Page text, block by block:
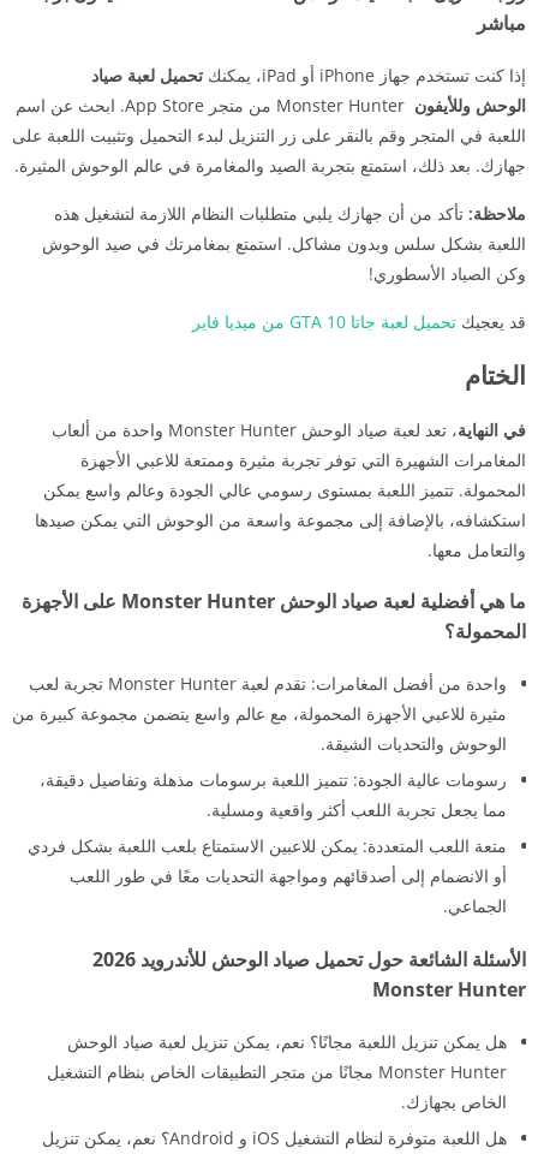
مباشر
إذا كنت تستخدم جهاز iPhone أو iPad، يمكنك
تحميل لعبة صياد
الوحش وللأيفون
Monster Hunter من متجر App Store. ابحث عن اسم
اللعبة في المتجر وقم بالنقر على زر التنزيل لبدء التحميل وتثبيت اللعبة على
جهازك. بعد ذلك، استمتع بتجربة الصيد والمغامرة في عالم الوحوش المثيرة.
ملاحظة: تأكد من أن جهازك يلبي متطلبات النظام اللازمة لتشغيل هذه
اللعبة بشكل سلس وبدون مشاكل. استمتع بمغامرتك في صيد الوحوش
وكن الصياد الأسطوري!
قد يعجيك تحميل لعبة جاتا 10 GTA من ميديا فاير
الختام
في النهاية
، تعد لعبة صياد الوحش Monster Hunter واحدة من ألعاب
المغامرات الشهيرة التي توفر تجربة مثيرة وممتعة للاعبي الأجهزة
المحمولة. تتميز اللعبة بمستوى رسومي عالي الجودة وعالم واسع يمكن
استكشافه، بالإضافة إلى مجموعة واسعة من الوحوش التي يمكن صيدها
والتعامل معها.
ما هي أفضلية لعبة صياد الوحش Monster Hunter على الأجهزة
المحمولة؟
واحدة من أفضل المغامرات: تقدم لعبة Monster Hunter تجربة لعب
مثيرة للاعبي الأجهزة المحمولة، مع عالم واسع يتضمن مجموعة كبيرة من
الوحوش والتحديات الشيقة.
رسومات عالية الجودة: تتميز اللعبة برسومات مذهلة وتفاصيل دقيقة،
مما يجعل تجربة اللعب أكثر واقعية ومسلية.
متعة اللعب المتعددة: يمكن للاعبين الاستمتاع بلعب اللعبة بشكل فردي
أو الانضمام إلى أصدقائهم ومواجهة التحديات معًا في طور اللعب
الجماعي.
الأسئلة الشائعة حول تحميل صياد الوحش للأندرويد 2026
Monster Hunter
هل يمكن تنزيل اللعبة مجانًا؟ نعم، يمكن تنزيل لعبة صياد الوحش
Monster Hunter مجانًا من متجر التطبيقات الخاص بنظام التشغيل
الخاص بجهازك.
هل اللعبة متوفرة لنظام التشغيل iOS و Android؟ نعم، يمكن تنزيل